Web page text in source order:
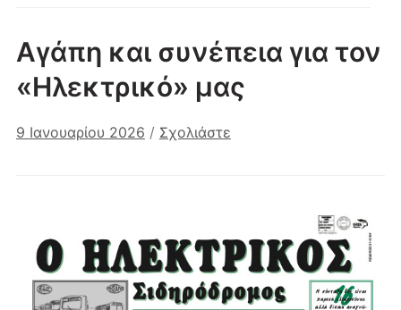
Αγάπη και συνέπεια για τον
«Ηλεκτρικό» μας
9 Ιανουαρίου 2026 / Σχολιάστε